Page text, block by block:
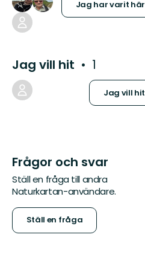
Jag har varit här
Jag vill hit 1
Jag vill hit
Frågor och svar
Ställ en fråga till andra
Naturkartan-användare.
Ställ en fråga